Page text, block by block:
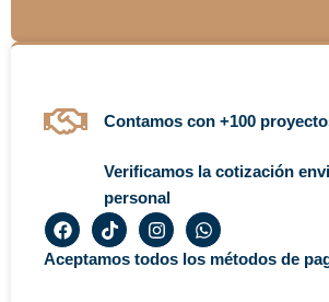
Contamos con +100
Verificamos la cotización
personal
F
a
c
T
i
k
I
n
s
W
h
a
Aceptamos todos los métodos de